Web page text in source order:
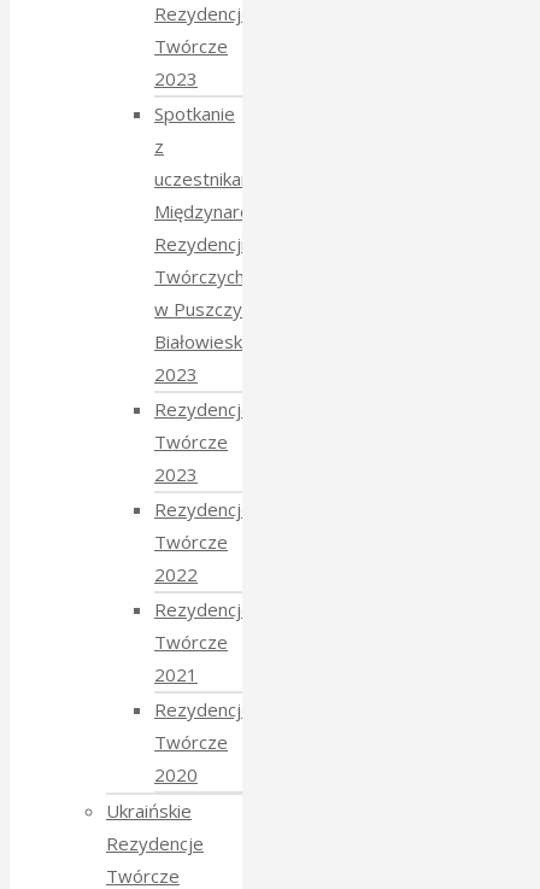
Rezydencje
Twórcze
2023
Spotkanie
z
uczestnikami
Międzynarodowych
Rezydencji
Twórczych
w Puszczy
Białowieskiej
2023
Rezydencje
Twórcze
2023
Rezydencje
Twórcze
2022
Rezydencje
Twórcze
2021
Rezydencje
Twórcze
2020
Ukraińskie
Rezydencje
Twórcze